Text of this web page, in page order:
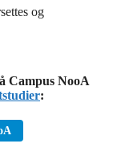
og
Campus NooA
: